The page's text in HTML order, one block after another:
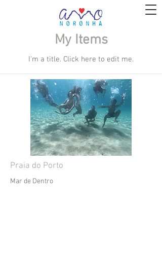
My Items
I'm a title. ​Click here to edit me.
Praia do Porto
Mar de Dentro